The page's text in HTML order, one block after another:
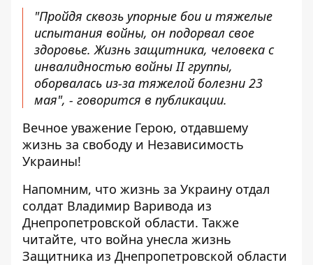
"Пройдя сквозь упорные бои и тяжелые
испытания войны, он подорвал свое
здоровье. Жизнь защитника, человека с
инвалидностью войны II группы,
оборвалась из-за тяжелой болезни 23
мая", - говорится в публикации.
Вечное уважение Герою, отдавшему
жизнь за свободу и Независимость
Украины!
Напомним, что жизнь за Украину отдал
солдат Владимир Варивода из
Днепропетровской области. Также
читайте, что война унесла жизнь
Защитника из Днепропетровской области